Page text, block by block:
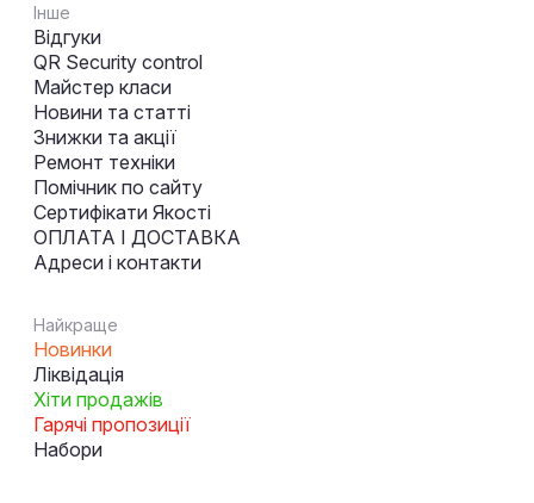
Інше
Відгуки
QR Security control
Майстер класи
Новини та статті
Знижки та акції
Ремонт техніки
Помічник по сайту
Сертифікати Якості
ОПЛАТА І ДОСТАВКА
Адреси і контакти
Найкраще
Новинки
Ліквідація
Хіти продажів
Гарячі пропозиції
Набори